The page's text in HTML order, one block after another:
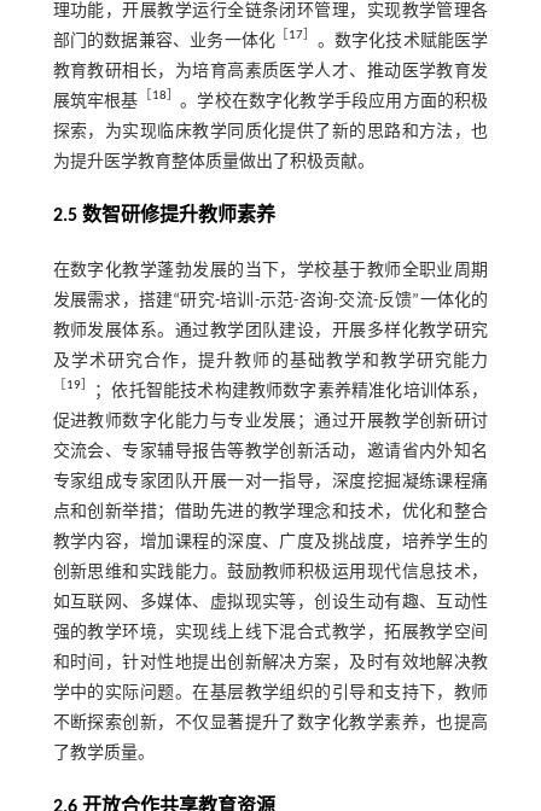
理功能，开展教学运行全链条闭环管理，实现教学管理各
部门的数据兼容、业务一体化 ［17］ 。数字化技术赋能医学
教育教研相长，为培育高素质医学人才、推动医学教育发
展筑牢根基 ［18］ 。学校在数字化教学手段应用方面的积极
探索，为实现临床教学同质化提供了新的思路和方法，也
为提升医学教育整体质量做出了积极贡献。
2.5 数智研修提升教师素养
在数字化教学蓬勃发展的当下，学校基于教师全职业周期
发展需求，搭建“研究-培训-示范-咨询-交流-反馈”一体化的
教师发展体系。通过教学团队建设，开展多样化教学研究
及学术研究合作，提升教师的基础教学和教学研究能力
［19］
；依托智能技术构建教师数字素养精准化培训体系，
促进教师数字化能力与专业发展；通过开展教学创新研讨
交流会、专家辅导报告等教学创新活动，邀请省内外知名
专家组成专家团队开展一对一指导，深度挖掘凝练课程痛
点和创新举措；借助先进的教学理念和技术，优化和整合
教学内容，增加课程的深度、广度及挑战度，培养学生的
创新思维和实践能力。鼓励教师积极运用现代信息技术，
如互联网、多媒体、虚拟现实等，创设生动有趣、互动性
强的教学环境，实现线上线下混合式教学，拓展教学空间
和时间，针对性地提出创新解决方案，及时有效地解决教
学中的实际问题。在基层教学组织的引导和支持下，教师
不断探索创新，不仅显著提升了数字化教学素养，也提高
了教学质量。
2.6 开放合作共享教育资源